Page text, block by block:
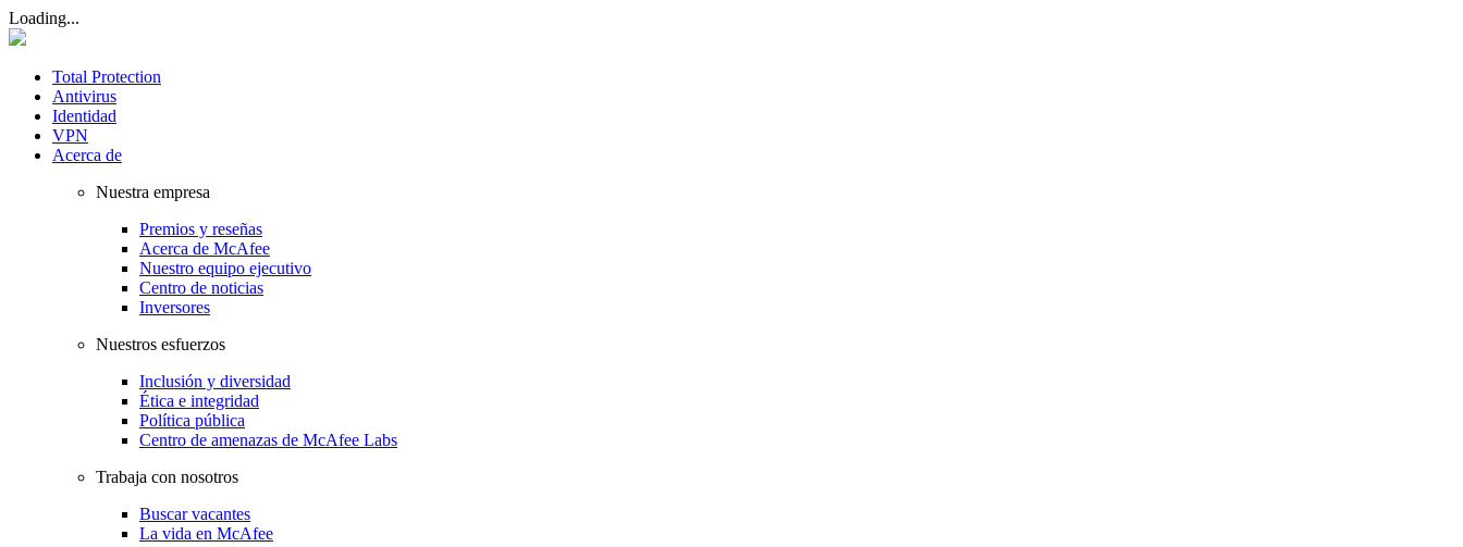
Loading...
Total Protection
Antivirus
Identidad
VPN
Acerca de
Nuestra empresa
Premios y reseñas
Acerca de McAfee
Nuestro equipo ejecutivo
Centro de noticias
Inversores
Nuestros esfuerzos
Inclusión y diversidad
Ética e integridad
Política pública
Centro de amenazas de McAfee Labs
Trabaja con nosotros
Buscar vacantes
La vida en McAfee